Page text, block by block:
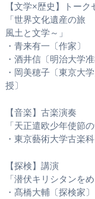
【文学×歴史】トーク
「世界文化遺産の旅
風土と文学～」
・青来有一〔作家〕
・酒井信〔明治大学准
・岡美穂子〔東京大
授〕
【音楽】古楽演奏
「天正遣欧少年使節の
・東京藝術大学古楽科
【探検】講演
「潜伏キリシタンを
・髙橋大輔〔探検家〕